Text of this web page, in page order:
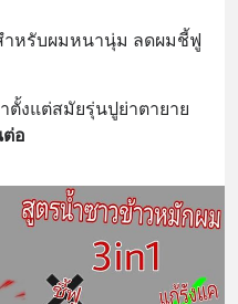
ำหรับผมหนานุ่ม ลดผมชี้ฟู
ตั้งแต่สมัยรุ่นปูย่าตายาย
อ